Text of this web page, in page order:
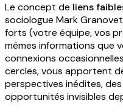
Le concept de liens
sociologue Mark
forts (votre équipe, vos
mêmes informations que
connexions
cercles, vous apportent
perspectives inédites,
opportunités invisibles